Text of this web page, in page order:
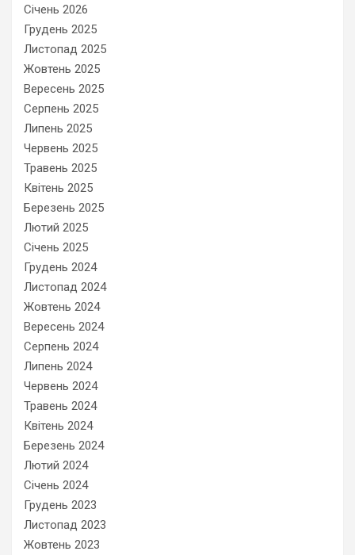
Січень 2026
Грудень 2025
Листопад 2025
Жовтень 2025
Вересень 2025
Серпень 2025
Липень 2025
Червень 2025
Травень 2025
Квітень 2025
Березень 2025
Лютий 2025
Січень 2025
Грудень 2024
Листопад 2024
Жовтень 2024
Вересень 2024
Серпень 2024
Липень 2024
Червень 2024
Травень 2024
Квітень 2024
Березень 2024
Лютий 2024
Січень 2024
Грудень 2023
Листопад 2023
Жовтень 2023